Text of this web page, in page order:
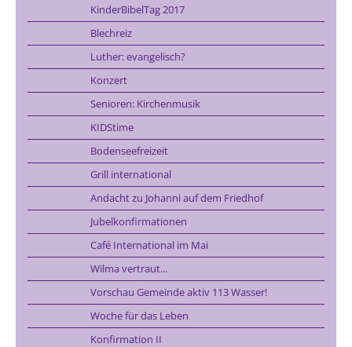
KinderBibelTag 2017
Blechreiz
Luther: evangelisch?
Konzert
Senioren: Kirchenmusik
KIDStime
Bodenseefreizeit
Grill international
Andacht zu Johanni auf dem Friedhof
Jubelkonfirmationen
Café International im Mai
Wilma vertraut...
Vorschau Gemeinde aktiv 113 Wasser!
Woche für das Leben
Konfirmation II